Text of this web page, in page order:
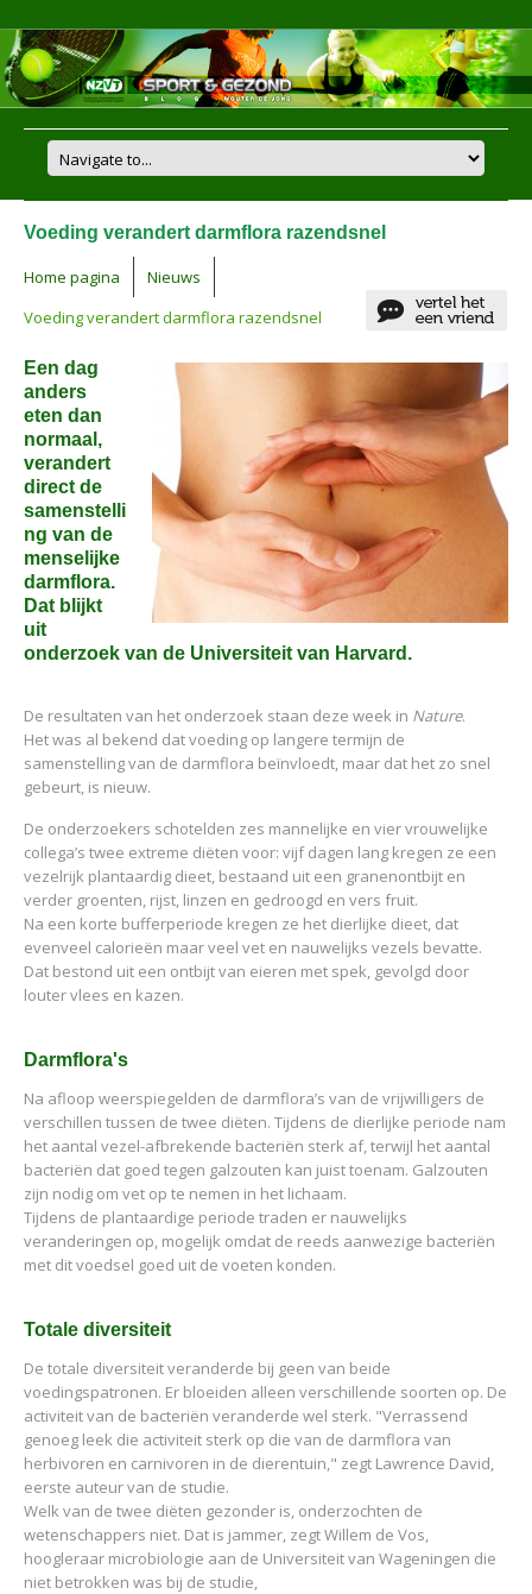
Voeding verandert darmflora razendsnel
Home pagina
Nieuws
Voeding verandert darmflora razendsnel
Een dag
anders
eten dan
normaal,
verandert
direct de
samenstelli
ng van de
menselijke
darmflora.
Dat blijkt
uit
onderzoek van de Universiteit van Harvard.
De resultaten van het onderzoek staan deze week in Nature.
Het was al bekend dat voeding op langere termijn de
samenstelling van de darmflora beïnvloedt, maar dat het zo snel
gebeurt, is nieuw.
De onderzoekers schotelden zes mannelijke en vier vrouwelijke
collega’s twee extreme diëten voor: vijf dagen lang kregen ze een
vezelrijk plantaardig dieet, bestaand uit een granenontbijt en
verder groenten, rijst, linzen en gedroogd en vers fruit.
Na een korte bufferperiode kregen ze het dierlijke dieet, dat
evenveel calorieën maar veel vet en nauwelijks vezels bevatte.
Dat bestond uit een ontbijt van eieren met spek, gevolgd door
louter vlees en kazen.
Darmflora's
Na afloop weerspiegelden de darmflora’s van de vrijwilligers de
verschillen tussen de twee diëten. Tijdens de dierlijke periode nam
het aantal vezel-afbrekende bacteriën sterk af, terwijl het aantal
bacteriën dat goed tegen galzouten kan juist toenam. Galzouten
zijn nodig om vet op te nemen in het lichaam.
Tijdens de plantaardige periode traden er nauwelijks
veranderingen op, mogelijk omdat de reeds aanwezige bacteriën
met dit voedsel goed uit de voeten konden.
Totale diversiteit
De totale diversiteit veranderde bij geen van beide
voedingspatronen. Er bloeiden alleen verschillende soorten op. De
activiteit van de bacteriën veranderde wel sterk. "Verrassend
genoeg leek die activiteit sterk op die van de darmflora van
herbivoren en carnivoren in de dierentuin," zegt Lawrence David,
eerste auteur van de studie.
Welk van de twee diëten gezonder is, onderzochten de
wetenschappers niet. Dat is jammer, zegt Willem de Vos,
hoogleraar microbiologie aan de Universiteit van Wageningen die
niet betrokken was bij de studie,